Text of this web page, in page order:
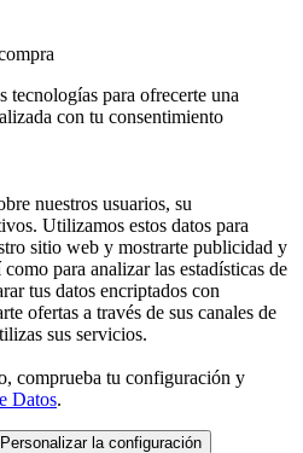
tecnologías para ofrecerte una
con tu consentimiento
nuestros usuarios, su
Utilizamos estos datos para
sitio web y mostrarte publicidad y
para analizar las estadísticas de
tus datos encriptados con
ofertas a través de sus canales de
sus servicios.
comprueba tu configuración y
Datos.
Personalizar la configuración